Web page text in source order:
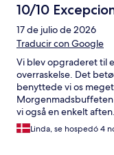
10/10
17 de julio de 2026
Traducir con Google
Vi blev opgraderet til
overraskelse. Det
benyttede vi os
Morgenmadsbuffeten
vi også en enkelt
opmærksomme og
Linda, se hospedó 4